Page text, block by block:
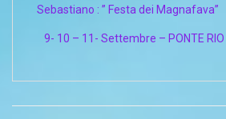
Sebastiano : ” Festa dei Magnafava”
9- 10 – 11- Settembre – PONTE